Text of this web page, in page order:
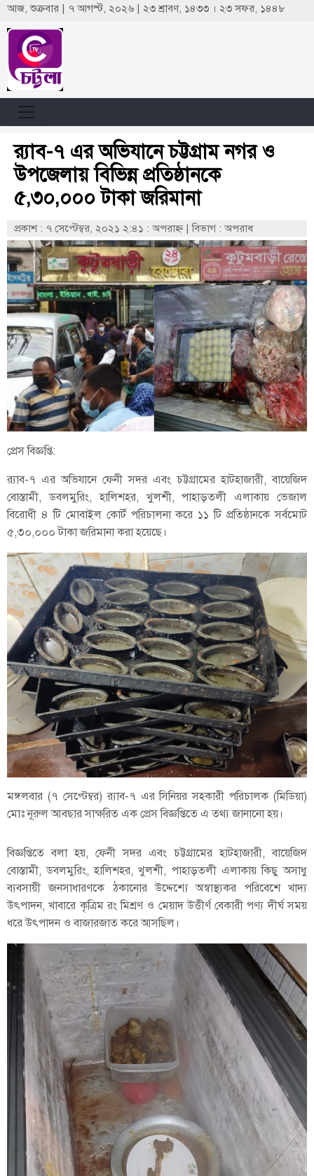
আজ, শুক্রবার | ৭ আগস্ট, ২০২৬ | ২৩ শ্রাবণ, ১৪৩৩ । ২৩ সফর, ১৪৪৮
র‌্যাব-৭ এর অভিযানে চট্টগ্রাম নগর ও
উপজেলায় বিভিন্ন প্রতিষ্ঠানকে
৫,৩০,০০০ টাকা জরিমানা
প্রকাশ : ৭ সেপ্টেম্বর, ২০২১ ২:৪১ : অপরাহ্ণ |বিভাগ : অপরাধ
প্রেস বিজ্ঞপ্তি:
র‌্যাব-৭ এর অভিযানে ফেনী সদর এবং চট্টগ্রামের হাটহাজারী, বায়েজিদ
বোস্তামী, ডবলমুরিং, হালিশহর, খুলশী, পাহাড়তলী এলাকায় ভেজাল
বিরোধী ৪ টি মোবাইল কোর্ট পরিচালনা করে ১১ টি প্রতিষ্ঠানকে সর্বমোট
৫,৩০,০০০ টাকা জরিমানা করা হয়েছে।
মঙ্গলবার (৭ সেপ্টেম্বর) র‌্যাব-৭ এর সিনিয়র সহকারী পরিচালক (মিডিয়া)
মোঃ নূরুল আবছার সাক্ষরিত এক প্রেস বিজ্ঞপ্তিতে এ তথ্য জানানো হয়।
বিজ্ঞপ্তিতে বলা হয়, ফেনী সদর এবং চট্টগ্রামের হাটহাজারী, বায়েজিদ
বোস্তামী, ডবলমুরিং, হালিশহর, খুলশী, পাহাড়তলী এলাকায় কিছু অসাধু
ব্যবসায়ী জনসাধারণকে ঠকানোর উদ্দেশ্যে অস্বাস্থ্যকর পরিবেশে খাদ্য
উৎপাদন, খাবারে কৃত্রিম রং মিশ্রণ ও মেয়াদ উত্তীর্ণ বেকারী পণ্য দীর্ঘ সময়
ধরে উৎপাদন ও বাজারজাত করে আসছিল।